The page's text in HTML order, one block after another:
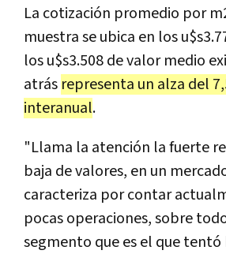
La cotización promedio por
muestra se ubica en los
los u$s3.508 de valor medio
atrás representa un alza del
interanual.
"Llama la atención la fuerte
baja de valores, en un
caracteriza por contar
pocas operaciones, sobre
segmento que es el que